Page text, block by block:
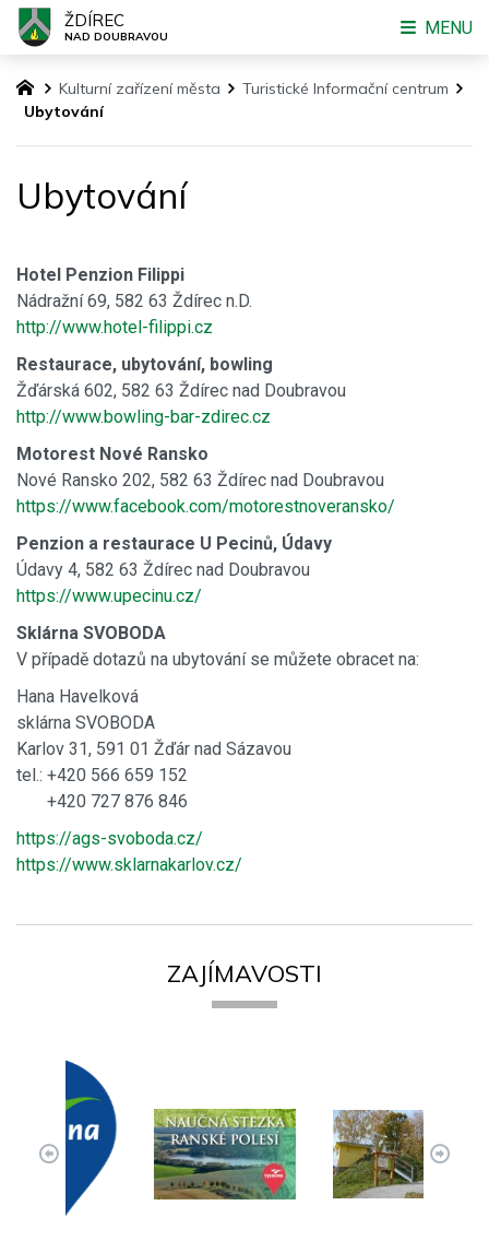
Kulturní zařízení města
Turistické Informační centrum
Ubytování
Ubytování
Hotel Penzion Filippi
Nádražní 69, 582 63 Ždírec n.D.
http://www.hotel-filippi.cz
Restaurace, ubytování, bowling
Žďárská 602, 582 63 Ždírec nad Doubravou
http://www.bowling-bar-zdirec.cz
Motorest Nové Ransko
Nové Ransko 202, 582 63 Ždírec nad Doubravou
https://www.facebook.com/motorestnoveransko/
Penzion a restaurace U Pecinů, Údavy
Údavy 4, 582 63 Ždírec nad Doubravou
https://www.upecinu.cz/
Sklárna SVOBODA
V případě dotazů na ubytování se můžete obracet na:
Hana Havelková
sklárna SVOBODA
Karlov 31, 591 01 Žďár nad Sázavou
tel.: +420 566 659 152
+420 727 876 846
https://ags-svoboda.cz/
https://www.sklarnakarlov.cz/
ZAJÍMAVOSTI
ŽDÍREC
NAD DOUBRAVOU MENU